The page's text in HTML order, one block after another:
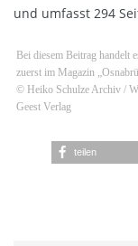
und umfasst 294
Bei diesem Beitrag handelt
zuerst im Magazin
© Heiko Schulze Archiv /
Geest Verlag
teilen